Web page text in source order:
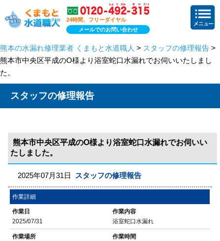
24時間、フリーダイヤル
メールでのお問い合わせ
熊本の水漏れ修理業者 くまもと水道職人 > スタッフの修理報告 >
熊本市中央区平成のO様より浴室蛇口水漏れでお伺いいたしまし
た。
スタッフの修理報告
熊本市中央区平成のO様より浴室蛇口水漏れでお伺いい
たしました。
2025年07月31日 スタッフの修理報告
作業詳細
作業日
2025/07/31
作業内容
浴室蛇口水漏れ
作業場所
作業時間